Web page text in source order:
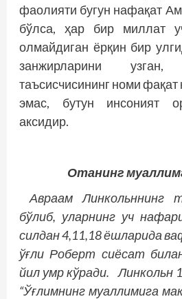
фаолияти бугун нафақат
бўлса, ҳар бир миллат
олмайдиган ёрқин бир
занжирларини
таъсисчисининг номи фақат
эмас, бутун инсоният
аксидир.
Отанинг
Авраам Линкольннинг
бўлиб, уларнинг уч
силдан 4,11,18 ёшларида
ўғли Роберт сиёсат
йил умр кўради. Линкольн
“Ўғлимнинг муаллимига